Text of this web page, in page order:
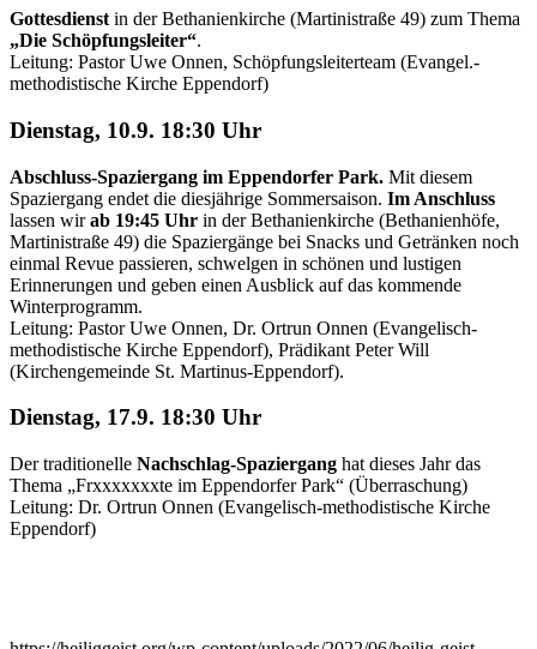
Gottesdienst in der Bethanienkirche (Martinistraße 49) zum Thema
„Die Schöpfungsleiter“.
Leitung: Pastor Uwe Onnen, Schöpfungsleiterteam (Evangel.-
methodistische Kirche Eppendorf)
Dienstag, 10.9. 18:30 Uhr
Abschluss-Spaziergang im Eppendorfer Park. Mit diesem
Spaziergang endet die diesjährige Sommersaison. Im Anschluss
lassen wirab 19:45 Uhr in der Bethanienkirche (Bethanienhöfe,
Martinistraße 49) die Spaziergänge bei Snacks und Getränken noch
einmal Revue passieren, schwelgen in schönen und lustigen
Erinnerungen und geben einen Ausblick auf das kommende
Winterprogramm.
Leitung: Pastor Uwe Onnen, Dr. Ortrun Onnen (Evangelisch-
methodistische Kirche Eppendorf), Prädikant Peter Will
(Kirchengemeinde St. Martinus-Eppendorf).
Dienstag, 17.9. 18:30 Uhr
Der traditionelle Nachschlag-Spaziergang hat dieses Jahr das
Thema „Frxxxxxxxte im Eppendorfer Park“ (Überraschung)
Leitung: Dr. Ortrun Onnen (Evangelisch-methodistische Kirche
Eppendorf)